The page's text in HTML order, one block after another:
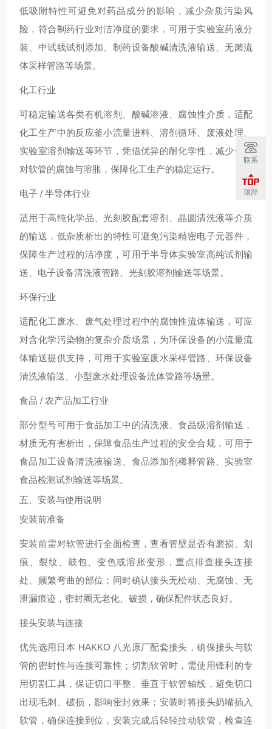
低吸附特性可避免对药品成分的影响，减少杂质污染风
险，符合制药行业对洁净度的要求，可用于实验室药液分
装、中试线试剂添加、制药设备酸碱清洗液输送、无菌流
体采样管路等场景。
化工行业
可稳定输送各类有机溶剂、酸碱溶液、腐蚀性介质，适配
化工生产中的反应釜小流量进料、溶剂循环、废液处理、
实验室溶剂输送等环节，凭借优异的耐化学性，减少介质
对软管的腐蚀与溶胀，保障化工生产的稳定运行。
电子 / 半导体行业
适用于高纯化学品、光刻胶配套溶剂、晶圆清洗液等介质
的输送，低杂质析出的特性可避免污染精密电子元器件，
保障生产过程的洁净度，可用于半导体实验室高纯试剂输
送、电子设备清洗液管路、光刻胶溶剂输送等场景。
环保行业
适配化工废水、废气处理过程中的腐蚀性流体输送，可应
对含化学污染物的复杂介质场景，为环保设备的小流量流
体输送提供支持，可用于实验室废水采样管路、环保设备
清洗液输送、小型废水处理设备流体管路等场景。
食品 / 农产品加工行业
部分型号可用于食品加工中的清洗液、食品级溶剂输送，
材质无有害析出，保障食品生产过程的安全合规，可用于
食品加工设备清洗液输送、食品添加剂稀释管路、实验室
食品检测试剂输送等场景。
五、安装与使用说明
安装前准备
安装前需对软管进行全面检查，查看管壁是否有磨损、划
痕、裂纹、鼓包、变色或溶胀变形，重点排查接头连接
处、频繁弯曲的部位；同时确认接头无松动、无腐蚀、无
泄漏痕迹，密封圈无老化、破损，确保配件状态良好。
接头安装与连接
优先选用日本 HAKKO 八光原厂配套接头，确保接头与软
管的密封性与连接可靠性；切割软管时，需使用锋利的专
用切割工具，保证切口平整、垂直于软管轴线，避免切口
出现毛刺、破损，影响密封效果；安装时将接头奶嘴插入
软管，确保连接到位，安装完成后轻轻拉动软管，检查连
联系
顶部